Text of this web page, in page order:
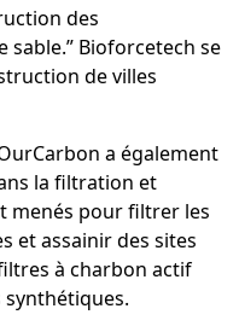
des
sable.” Bioforcetech se
de villes
a également
la filtration et
menés pour filtrer les
et assainir des sites
à charbon actif